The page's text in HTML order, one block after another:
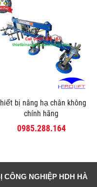
bị nâng hạ chân không
chính hãng
0985.288.164
CÔNG NGHIỆP HDH HÀ